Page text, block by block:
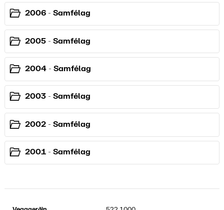
2006 - Samfélag
2005 - Samfélag
2004 - Samfélag
2003 - Samfélag
2002 - Samfélag
2001 - Samfélag